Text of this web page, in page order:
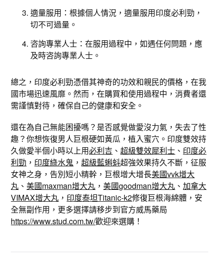
適量服用：根據個人情況，適量服用印度必利勁，
切不可過量。
咨詢專業人士：在服用過程中，如遇任何問題，應
及時咨詢專業人士。
總之，印度必利勁憑借其神奇的功效和親民的價格，在我
國市場迅速風靡。然而，在購買和使用過程中，消費者還
需謹慎對待，確保自己的健康和安全。
還在為自己無能困擾嗎？是否感覺做愛沒力氣，失去了性
趣？你想恢復男人巨根硬如黃瓜，植入蜜穴。印度雙效持
久做愛半個小時以上用必利吉 、超級雙效犀利士 、 印度必
利勁 ， 印度綠水鬼 ，超級藍蝌蚪超強效果持久不斷，征服
女神之身，告別短小精幹，巨根增大增長美國vvk增大
丸 、美國maxman增大丸 ，美國goodman增大丸 、加拿大
VIMAX增大丸 ， 印度泰坦Titanic-k2修復巨根海綿體，安
全無副作用，更多選擇請移步到官方威馬藥局
https://www.stud.com.tw/歡迎來選購！